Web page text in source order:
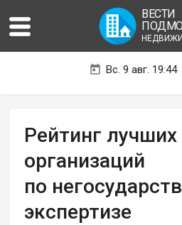
ВЕСТИ
Вс. 9 авг. 19:44
Рейтинг лучших
организаций
по
экспертизе